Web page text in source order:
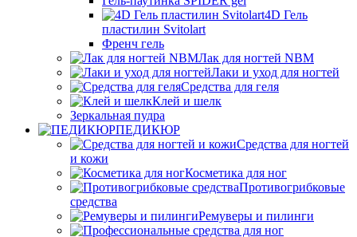
4D Гель
пластилин Svitolart
Френч гель
Лак для ногтей NBM
Лаки и уход для ногтей
Средства для геля
Клей и шелк
Зеркальная пудра
ПЕДИКЮР
Средства для ногтей
и кожи
Косметика для ног
Противогрибковые
средства
Ремуверы и пилинги